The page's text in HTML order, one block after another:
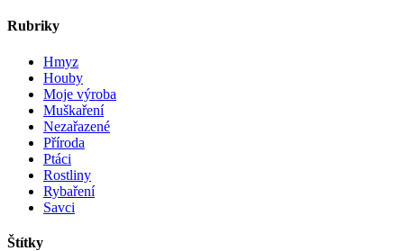
Rubriky
Hmyz
Houby
Moje výroba
Muškaření
Nezařazené
Příroda
Ptáci
Rostliny
Rybaření
Savci
Štítky